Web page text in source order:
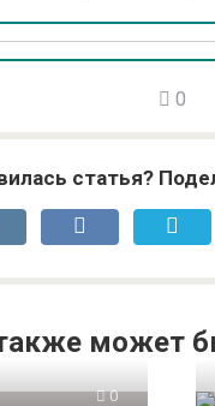
0
статья?
может
0